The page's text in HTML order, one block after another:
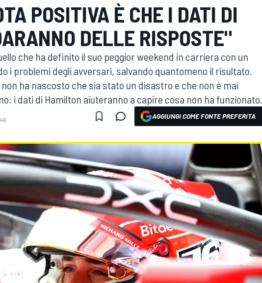
WECPOSITIVA È CHE I DATI DI
DELLE RISPOSTE"
che ha definito il suo peggior weekend in carriera con un
i problemi degli avversari, salvando quantomeno il risultato.
ha nascosto che sia stato un disastro e che non è mai
i dati di Hamilton aiuteranno a capire cosa non ha funzionato.
AGGIUNGI COME FONTE PREFERITA